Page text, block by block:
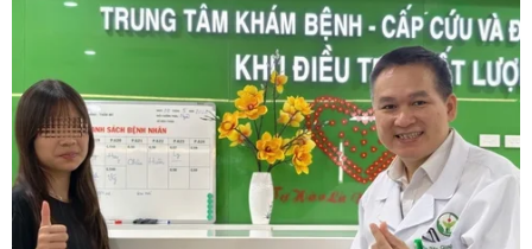
Trao thưởng cho các VĐV điền kinh đạt
thành tích cao tại SEA Games 30